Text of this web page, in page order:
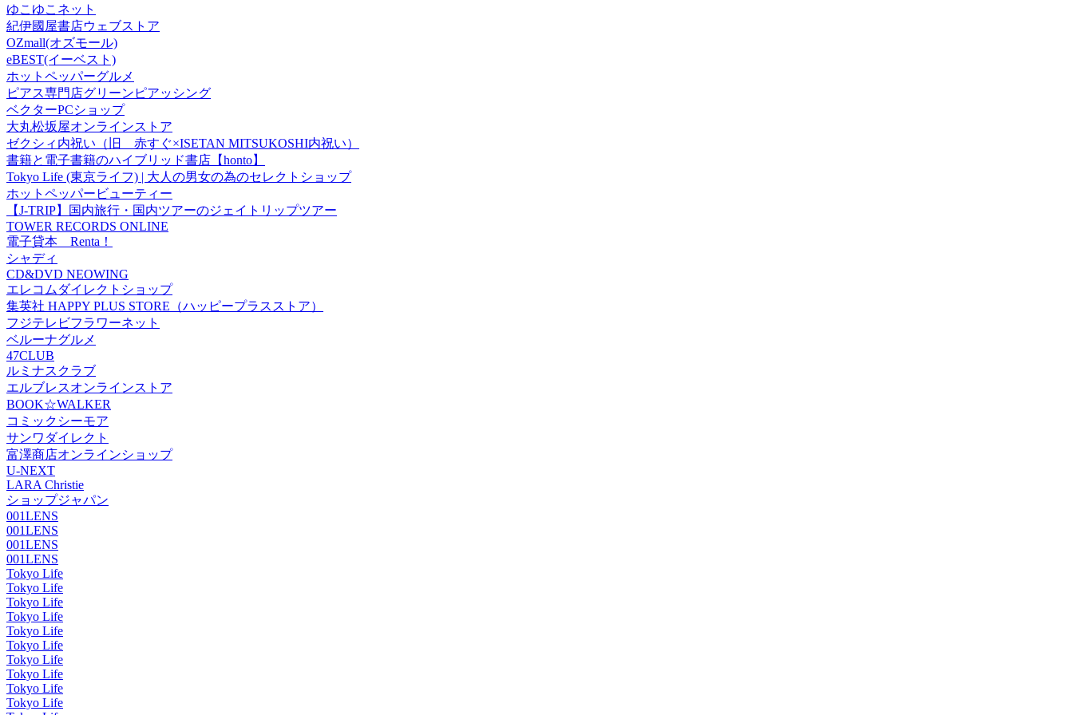
ゆこゆこネット
紀伊國屋書店ウェブストア
OZmall(オズモール)
eBEST(イーベスト)
ホットペッパーグルメ
ピアス専門店グリーンピアッシング
ベクターPCショップ
大丸松坂屋オンラインストア
ゼクシィ内祝い（旧 赤すぐ×ISETAN MITSUKOSHI内祝い）
書籍と電子書籍のハイブリッド書店【honto】
Tokyo Life (東京ライフ) | 大人の男女の為のセレクトショップ
ホットペッパービューティー
【J-TRIP】国内旅行・国内ツアーのジェイトリップツアー
TOWER RECORDS ONLINE
電子貸本 Renta！
シャディ
CD&DVD NEOWING
エレコムダイレクトショップ
集英社 HAPPY PLUS STORE（ハッピープラスストア）
フジテレビフラワーネット
ベルーナグルメ
47CLUB
ルミナスクラブ
エルブレスオンラインストア
BOOK☆WALKER
コミックシーモア
サンワダイレクト
富澤商店オンラインショップ
U-NEXT
LARA Christie
ショップジャパン
001LENS
001LENS
001LENS
001LENS
Tokyo Life
Tokyo Life
Tokyo Life
Tokyo Life
Tokyo Life
Tokyo Life
Tokyo Life
Tokyo Life
Tokyo Life
Tokyo Life